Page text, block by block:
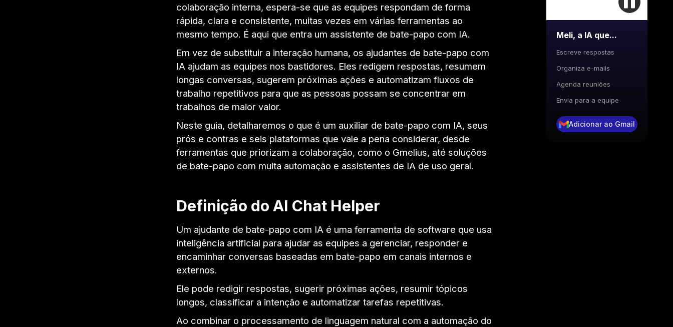
colaboração interna, espera-se que as equipes respondam de forma
rápida, clara e consistente, muitas vezes em várias ferramentas ao
mesmo tempo. É aqui que entra um assistente de bate-papo com IA.
Em vez de substituir a interação humana, os ajudantes de bate-papo com
IA ajudam as equipes nos bastidores. Eles redigem respostas, resumem
longas conversas, sugerem próximas ações e automatizam fluxos de
trabalho repetitivos para que as pessoas possam se concentrar em
trabalhos de maior valor.
Neste guia, detalharemos o que é um auxiliar de bate-papo com IA, seus
prós e contras e seis plataformas que vale a pena considerar, desde
ferramentas que priorizam a colaboração, como o Gmelius, até soluções
de bate-papo com muita automação e assistentes de IA de uso geral.
Definição do AI Chat Helper
Um ajudante de bate-papo com IA é uma ferramenta de software que usa
inteligência artificial para ajudar as equipes a gerenciar, responder e
encaminhar conversas baseadas em bate-papo em canais internos e
externos.
Ele pode redigir respostas, sugerir próximas ações, resumir tópicos
longos, classificar a intenção e automatizar tarefas repetitivas.
Ao combinar o processamento de linguagem natural com a automação do
Meli, a IA que...
Escreve respostas
Organiza e-mails
Agenda reuniões
Envia para a equipe
Adicionar ao Gmail